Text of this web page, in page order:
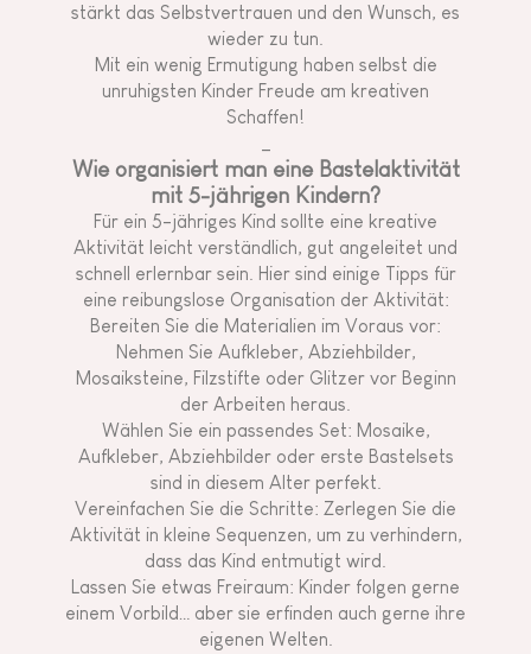
stärkt das Selbstvertrauen und den Wunsch, es
wieder zu tun.
Mit ein wenig Ermutigung haben selbst die
unruhigsten Kinder Freude am kreativen
Schaffen!
Wie organisiert man eine Bastelaktivität
mit 5-jährigen Kindern?
Für ein 5-jähriges Kind sollte eine kreative
Aktivität leicht verständlich, gut angeleitet und
schnell erlernbar sein. Hier sind einige Tipps für
eine reibungslose Organisation der Aktivität:
Bereiten Sie die Materialien im Voraus vor:
Nehmen Sie Aufkleber, Abziehbilder,
Mosaiksteine, Filzstifte oder Glitzer vor Beginn
der Arbeiten heraus.
Wählen Sie ein passendes Set: Mosaike,
Aufkleber, Abziehbilder oder erste Bastelsets
sind in diesem Alter perfekt.
Vereinfachen Sie die Schritte: Zerlegen Sie die
Aktivität in kleine Sequenzen, um zu verhindern,
dass das Kind entmutigt wird.
Lassen Sie etwas Freiraum: Kinder folgen gerne
einem Vorbild… aber sie erfinden auch gerne ihre
eigenen Welten.